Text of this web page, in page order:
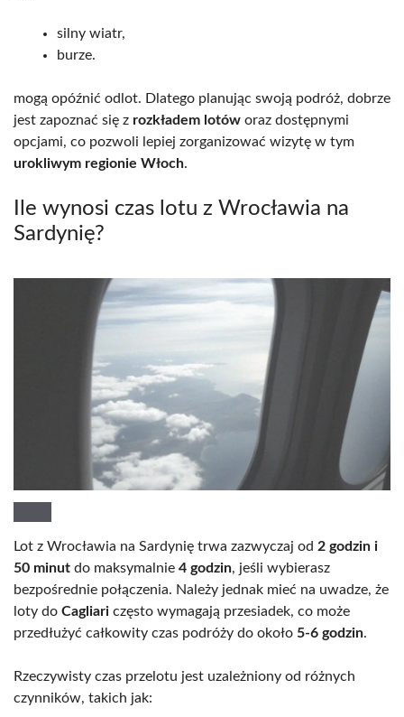
silny wiatr,
burze.
mogą opóźnić odlot. Dlatego planując swoją podróż, dobrze
jest zapoznać się z rozkładem lotów oraz dostępnymi
opcjami, co pozwoli lepiej zorganizować wizytę w tym
urokliwym regionie Włoch.
Ile wynosi czas lotu z Wrocławia na
Sardynię?
Lot z Wrocławia na Sardynię trwa zazwyczaj od 2 godzin i
50 minut do maksymalnie 4 godzin, jeśli wybierasz
bezpośrednie połączenia. Należy jednak mieć na uwadze, że
loty do Cagliari często wymagają przesiadek, co może
przedłużyć całkowity czas podróży do około 5-6 godzin.
Rzeczywisty czas przelotu jest uzależniony od różnych
czynników, takich jak: